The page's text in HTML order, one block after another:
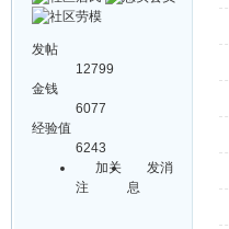
发帖
12799
金钱
6077
经验值
6243
加关
注
发消
息